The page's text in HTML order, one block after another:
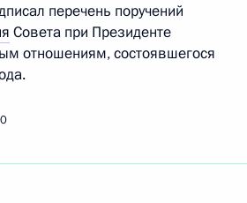
перечень поручений
Совета при Президенте
отношениям, состоявшегося